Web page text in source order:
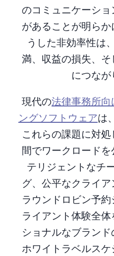
のコミュニケーシ
があることが明ら
うした非効率性は
満、収益の損失、
につなが
現代の法律事務所向
ングソフトウェアは
これらの課題に対
間でワークロード
テリジェントなチ
グ、公平なクライ
ラウンドロビン予
ライアント体験全
ショナルなブラン
ホワイトラベルスケ